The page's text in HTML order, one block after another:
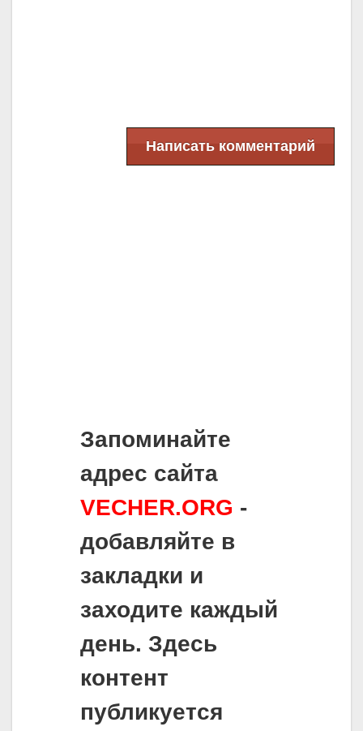
Написать комментарий
Запоминайте
адрес сайта
VECHER.ORG -
добавляйте в
закладки и
заходите каждый
день. Здесь
контент
публикуется